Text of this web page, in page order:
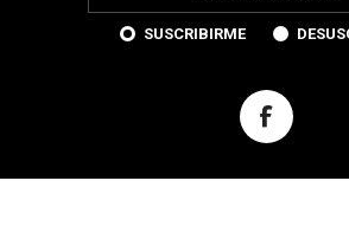
SUSCRIBIRME